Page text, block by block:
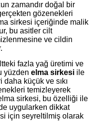
zamandır doğal bir
gözenekleri
sirkesi içeriğinde malik
bu asitler cilt
ve cildin
fazla yağ üretimi ve
yüzden elma sirkesi ile
küçük ve sıkı
temizleyerek
sirkesi, bu özelliği ile
uygularken dikkat
için seyreltilmiş olarak